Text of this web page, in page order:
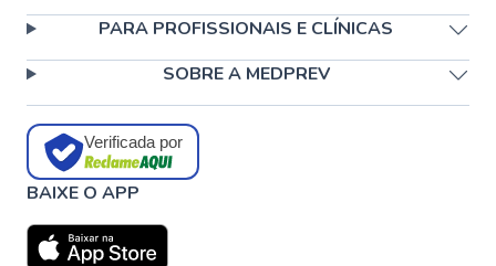
PARA PROFISSIONAIS E CLÍNICAS
SOBRE A MEDPREV
Verificada por
BAIXE O APP